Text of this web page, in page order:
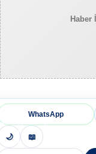
Haber
WhatsApp
🌙 📖